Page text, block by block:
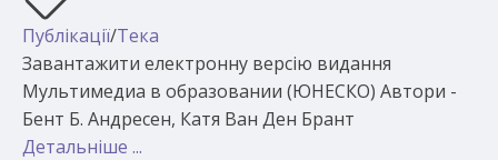
Публікації/Тека
Завантажити електронну версію видання
Мультимедиа в образовании (ЮНЕСКО) Автори -
Бент Б. Андресен, Катя Ван Ден Брант
Детальніше ...